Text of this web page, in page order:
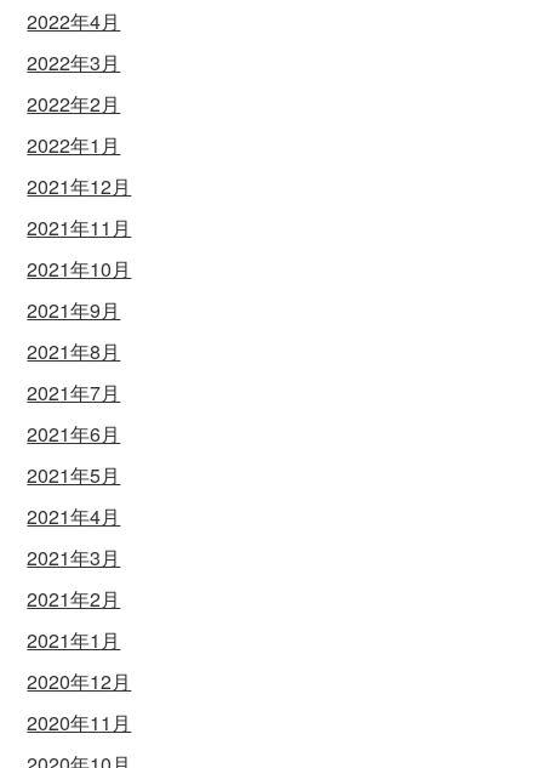
2022年4月
2022年3月
2022年2月
2022年1月
2021年12月
2021年11月
2021年10月
2021年9月
2021年8月
2021年7月
2021年6月
2021年5月
2021年4月
2021年3月
2021年2月
2021年1月
2020年12月
2020年11月